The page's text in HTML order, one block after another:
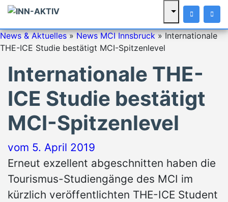
News & Aktuelles»News MCI Innsbruck»Internationale
THE-ICE Studie bestätigt MCI-Spitzenlevel
Internationale THE-
ICE Studie bestätigt
MCI-Spitzenlevel
vom 5. April 2019
Erneut exzellent abgeschnitten haben die
Tourismus-Studiengänge des MCI im
kürzlich veröffentlichten THE-ICE Student